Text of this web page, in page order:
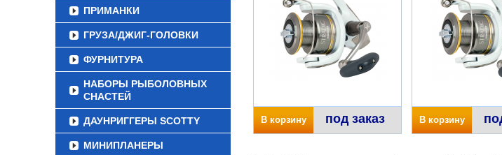
ПРИМАНКИ
ГРУЗА/ДЖИГ-ГОЛОВКИ
ФУРНИТУРА
НАБОРЫ РЫБОЛОВНЫХ
СНАСТЕЙ
ДАУНРИГГЕРЫ SCOTTY
МИНИПЛАНЕРЫ
В корзину под заказ В корзину